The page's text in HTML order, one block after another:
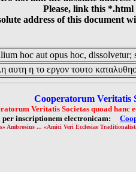
Please, link this *.html
address of this document
hoc aut opus hoc,
η το εργον τουτο
Cooperatorum Veritatis
Veritatis Societas quoad hanc
inscriptionem electronicam:
Ambrosius ... «Amici Veri Ecclesiae